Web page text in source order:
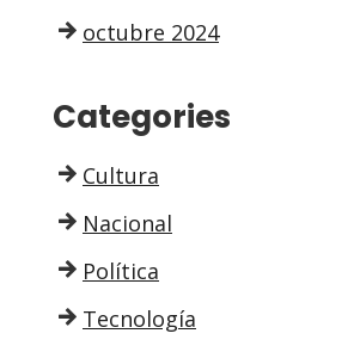
octubre 2024
Categories
Cultura
Nacional
Política
Tecnología